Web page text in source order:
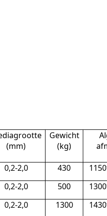
(mm)
Gewicht
(kg)
0,2-2,0 430
0,2-2,0 500
0,2-2,0 1300